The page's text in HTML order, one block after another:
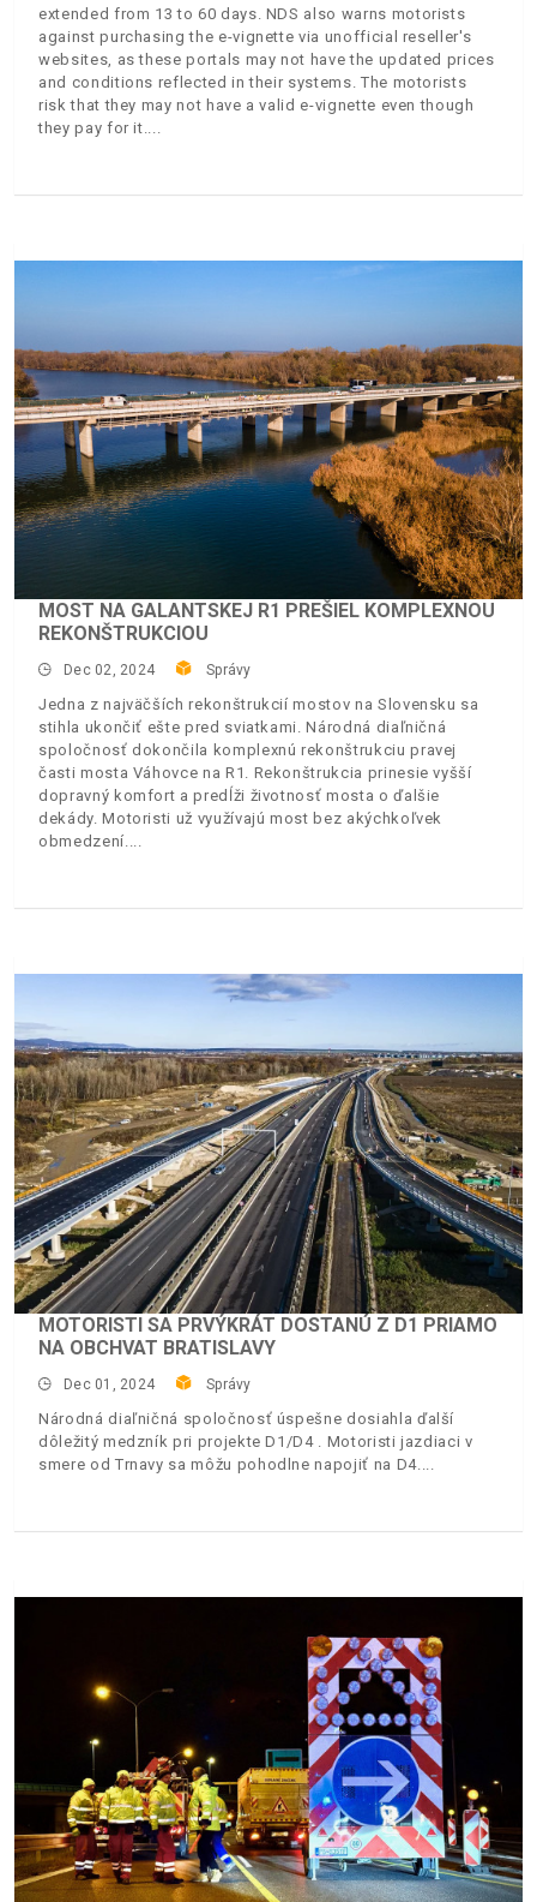
extended from 13 to 60 days. NDS also warns motorists
against purchasing the e-vignette via unofficial reseller's
websites, as these portals may not have the updated prices
and conditions reflected in their systems. The motorists
risk that they may not have a valid e-vignette even though
they pay for it.
MOST NA GALANTSKEJ R1 PREŠIEL KOMPLEXNOU
REKONŠTRUKCIOU
Dec 02, 2024 Správy
Jedna z najväčších rekonštrukcií mostov na Slovensku sa
stihla ukončiť ešte pred sviatkami. Národná diaľničná
spoločnosť dokončila komplexnú rekonštrukciu pravej
časti mosta Váhovce na R1. Rekonštrukcia prinesie vyšší
dopravný komfort a predĺži životnosť mosta o ďalšie
dekády. Motoristi už využívajú most bez akýchkoľvek
obmedzení.
MOTORISTI SA PRVÝKRÁT DOSTANÚ Z D1 PRIAMO
NA OBCHVAT BRATISLAVY
Dec 01, 2024 Správy
Národná diaľničná spoločnosť úspešne dosiahla ďalší
dôležitý medzník pri projekte D1/D4 . Motoristi jazdiaci v
smere od Trnavy sa môžu pohodlne napojiť na D4.